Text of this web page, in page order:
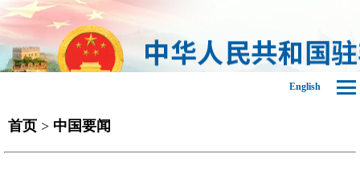
English
首页 > 中国要闻